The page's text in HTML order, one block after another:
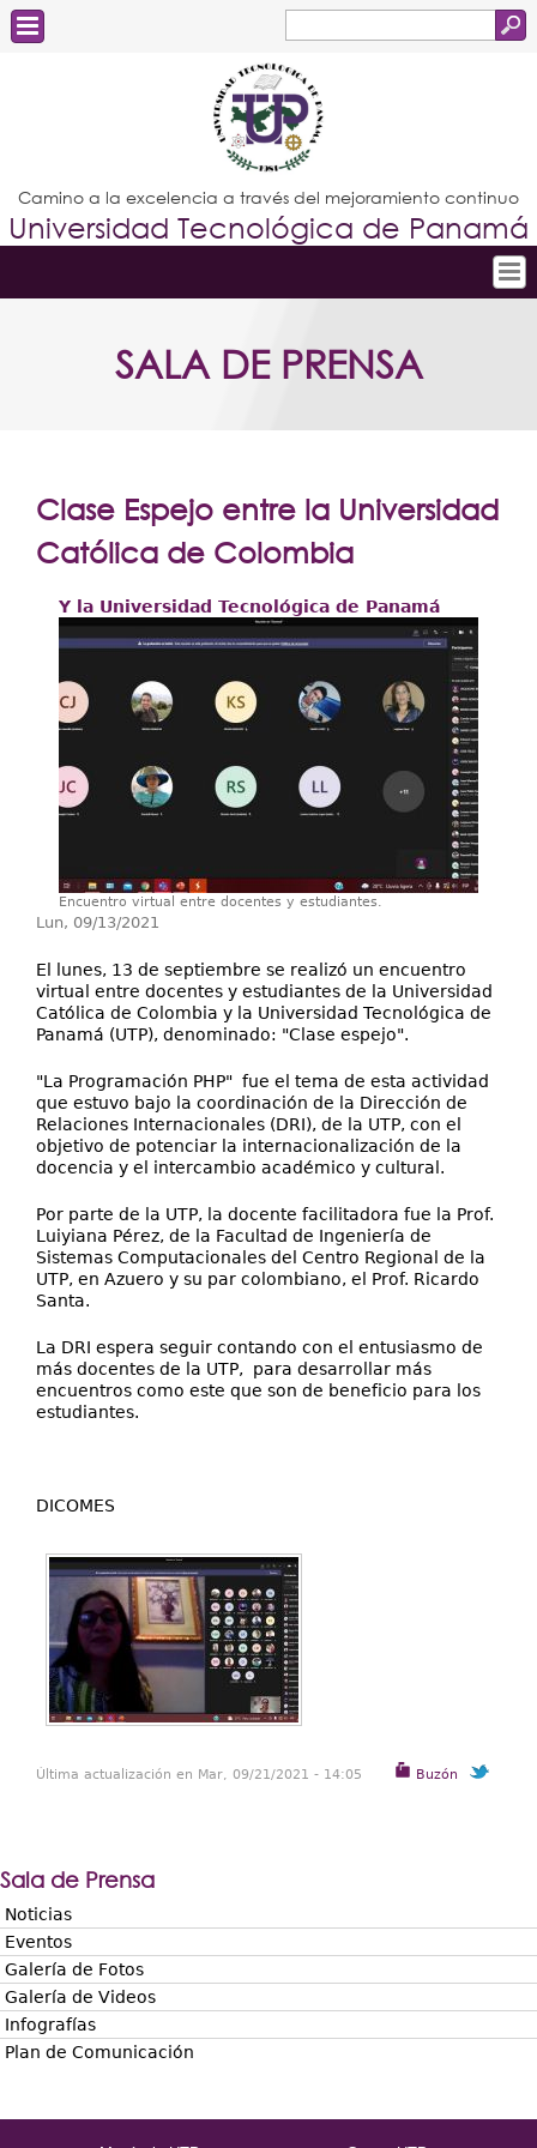
de
búsqueda
Estudiantes
Docentes
Administrativos
Graduados
Camino a la excelencia a través del mejoramiento continuo
Universidad Tecnológica de Panamá
Conoce la UTP
Postgrados
Extensión
Centros Regionales
Servicios
Internacional
Transparencia
SALA DE PRENSA
Clase Espejo entre la Universidad
Católica de Colombia
Y la Universidad Tecnológica de Panamá
Encuentro virtual entre docentes y estudiantes.
Lun, 09/13/2021
El lunes, 13 de septiembre se realizó un encuentro
virtual entre docentes y estudiantes de la Universidad
Católica de Colombia y la Universidad Tecnológica de
Panamá (UTP), denominado: "Clase espejo".
"La Programación PHP" fue el tema de esta actividad
que estuvo bajo la coordinación de la Dirección de
Relaciones Internacionales (DRI), de la UTP, con el
objetivo de potenciar la internacionalización de la
docencia y el intercambio académico y cultural.
Por parte de la UTP, la docente facilitadora fue la Prof.
Luiyiana Pérez, de la Facultad de Ingeniería de
Sistemas Computacionales del Centro Regional de la
UTP, en Azuero y su par colombiano, el Prof. Ricardo
Santa.
La DRI espera seguir contando con el entusiasmo de
más docentes de la UTP, para desarrollar más
encuentros como este que son de beneficio para los
estudiantes.
DICOMES
Buzón
Última actualización en Mar, 09/21/2021 - 14:05
Sala de Prensa
Noticias
Eventos
Galería de Fotos
Galería de Videos
Infografías
Plan de Comunicación